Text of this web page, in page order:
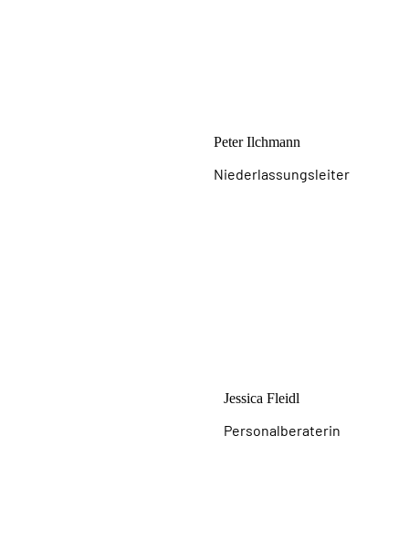
Peter Ilchmann
Niederlassungsleiter
Jessica Fleidl
Personal­beraterin